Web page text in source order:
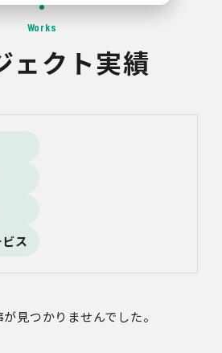
Works
ェクト実績
ス
見つかりませんでした。